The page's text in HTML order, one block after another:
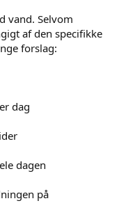
vand. Selvom
af den specifikke
forslag:
dag
dagen
på